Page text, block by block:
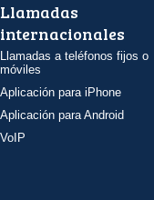
Llamadas
internacionales
Llamadas a teléfonos fijos o
móviles
Aplicación para iPhone
Aplicación para Android
VoIP